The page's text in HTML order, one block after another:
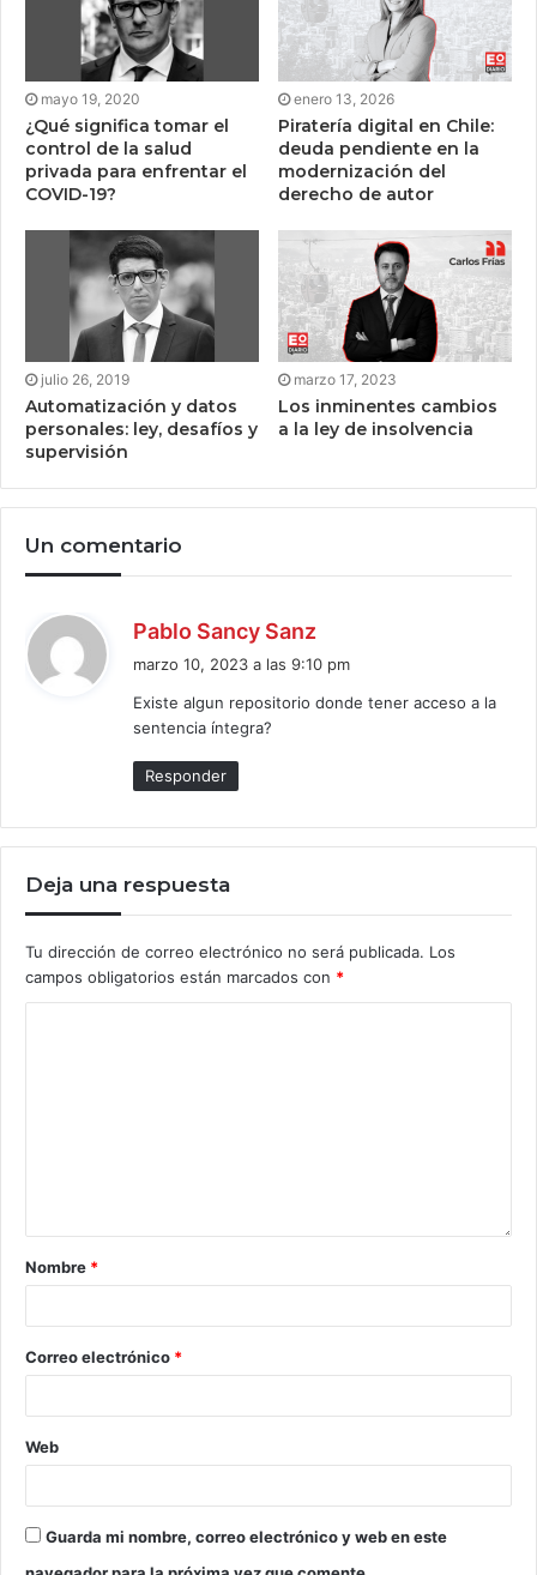
mayo 19, 2020
¿Qué significa tomar el
control de la salud
privada para enfrentar el
COVID-19?
enero 13, 2026
Piratería digital en Chile:
deuda pendiente en la
modernización del
derecho de autor
julio 26, 2019
Automatización y datos
personales: ley, desafíos y
supervisión
marzo 17, 2023
Los inminentes cambios
a la ley de insolvencia
Un comentario
Pablo Sancy Sanz
i
e
marzo 10, 2023 a las 9:10 pm
Existe algun repositorio donde tener acceso a la
sentencia íntegra?
Responder
Deja una respuesta
Tu dirección de correo electrónico no será publicada. Los
campos obligatorios están marcados con *
Nombre *
Correo electrónico *
Web
Guarda mi nombre, correo electrónico y web en este